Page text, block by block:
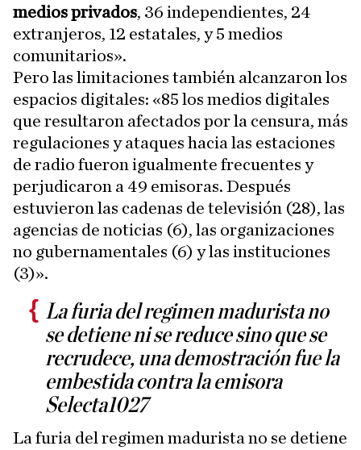
medios privados, 36 independientes, 24
extranjeros, 12 estatales, y 5 medios
comunitarios».
Pero las limitaciones también alcanzaron los
espacios digitales: «85 los medios digitales
que resultaron afectados por la censura, más
regulaciones y ataques hacia las estaciones
de radio fueron igualmente frecuentes y
perjudicaron a 49 emisoras. Después
estuvieron las cadenas de televisión (28), las
agencias de noticias (6), las organizaciones
no gubernamentales (6) y las instituciones
(3)».
La furia del regimen madurista no
se detiene ni se reduce sino que se
recrudece, una demostración fue la
embestida contra la emisora
Selecta1027
La furia del regimen madurista no se detiene